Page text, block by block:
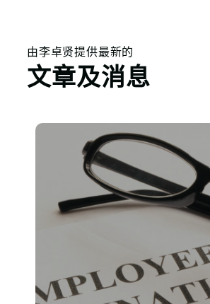
由李卓贤提供最新的
文章及消息